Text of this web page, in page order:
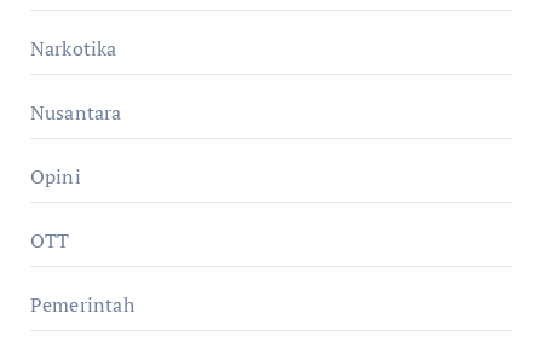
Narkotika
Nusantara
Opini
OTT
Pemerintah